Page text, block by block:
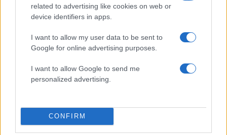
related to advertising like cookies on web or
device identifiers in apps.
I want to allow my user data to be sent to
Google for online advertising purposes.
I want to allow Google to send me
personalized advertising.
CONFIRM